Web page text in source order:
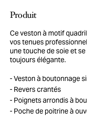
Produit
Ce veston à motif
vos tenues
une touche de soie et
toujours élégante.
Veston à boutonnage
Revers crantés
Poignets arrondis à
Poche de poitrine à